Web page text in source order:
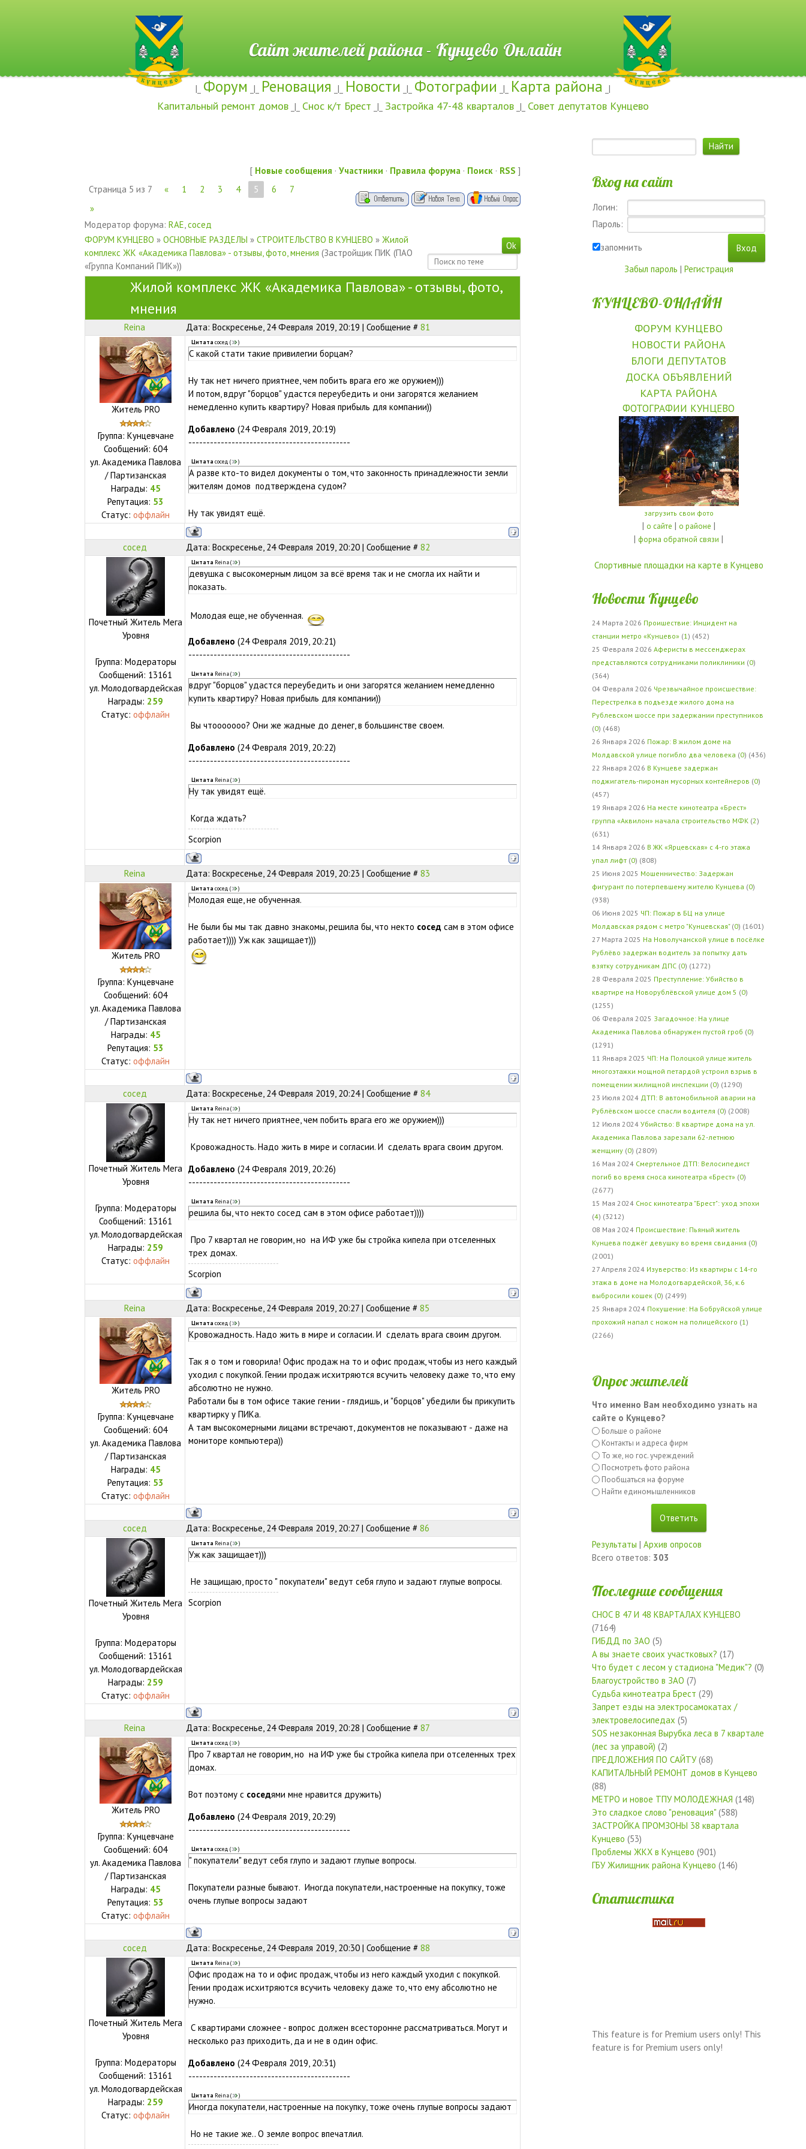
Сайт жителей района - Кунцево Онлайн
|_ Форум _|_ Реновация _|_ Новости _|_ Фотографии _|_ Карта района _|
Капитальный ремонт домов _|_ Снос к/т Брест _|_ Застройка 47-48 кварталов _|_ Совет депутатов Кунцево
[ Новые сообщения · Участники · Правила форума · Поиск · RSS ]
Страница 5 из 7 « 1 2 3 4 5 6
7
»
Модератор форума: RAE сосед
ФОРУМ КУНЦЕВО » ОСНОВНЫЕ РАЗДЕЛЫ » СТРОИТЕЛЬСТВО В КУНЦЕВО » Жилой
комплекс ЖК «Академика Павлова» - отзывы, фото, мнения (Застройщик ПИК (ПАО
«Группа Компаний ПИК»))
Жилой комплекс ЖК «Академика Павлова» - отзывы, фото,
мнения
Reina Дата: Воскресенье, 24 Февраля 2019, 20:19 | Сообщение # 81
Житель PRO
Группа: Кунцевчане
Сообщений:604
ул.Академика Павлова
/ Партизанская
Награды: 45
Репутация: 53
Статус:оффлайн
Цитата сосед ( )
С какой стати такие привилегии борцам?
Ну так нет ничего приятнее, чем побить врага его же оружием)))
И потом, вдруг "борцов" удастся переубедить и они загорятся желанием
немедленно купить квартиру? Новая прибыль для компании))
Добавлено (24 Февраля 2019, 20:19)
---------------------------------------------
Цитата сосед ( )
А разве кто-то видел документы о том, что законность принадлежности земли
жителям домов подтверждена судом?
Ну так увидят ещё.
сосед Дата: Воскресенье, 24 Февраля 2019, 20:20 | Сообщение # 82
Почетный Житель Мега
Уровня
Группа: Модераторы
Сообщений: 13161
ул. Молодогвардейская
Награды: 259
Статус:оффлайн
Цитата Reina( )
девушка с высокомерным лицом за всё время так и не смогла их найти и
показать.
Молодая еще, не обученная.
Добавлено (24 Февраля 2019, 20:21)
---------------------------------------------
Цитата Reina( )
вдруг "борцов" удастся переубедить и они загорятся желанием немедленно
купить квартиру? Новая прибыль для компании))
Вы чтооооооо? Они же жадные до денег, в большинстве своем.
Добавлено (24 Февраля 2019, 20:22)
---------------------------------------------
Цитата Reina( )
Ну так увидят ещё.
Когда ждать?
Scorpion
Reina Дата: Воскресенье, 24 Февраля 2019, 20:23 | Сообщение # 83
Житель PRO
Группа: Кунцевчане
Сообщений:604
ул.Академика Павлова
/ Партизанская
Награды: 45
Репутация: 53
Статус:оффлайн
Цитата сосед ( )
Молодая еще, не обученная.
Не были бы мы так давно знакомы, решила бы, что некто сосед сам в этом офисе
работает)))) Уж как защищает)))
сосед Дата: Воскресенье, 24 Февраля 2019, 20:24 | Сообщение # 84
Почетный Житель Мега
Уровня
Группа: Модераторы
Сообщений: 13161
ул. Молодогвардейская
Награды: 259
Статус:оффлайн
Цитата Reina( )
Ну так нет ничего приятнее, чем побить врага его же оружием)))
Кровожадность. Надо жить в мире и согласии. И сделать врага своим другом.
Добавлено (24 Февраля 2019, 20:26)
---------------------------------------------
Цитата Reina( )
решила бы, что некто сосед сам в этом офисе работает))))
Про 7 квартал не говорим, но на ИФ уже бы стройка кипела при отселенных
трех домах.
Scorpion
Reina Дата: Воскресенье, 24 Февраля 2019, 20:27 | Сообщение # 85
Житель PRO
Группа: Кунцевчане
Сообщений:604
ул.Академика Павлова
/ Партизанская
Награды: 45
Репутация: 53
Статус:оффлайн
Цитата сосед ( )
Кровожадность. Надо жить в мире и согласии. И сделать врага своим другом.
Так я о том и говорила! Офис продаж на то и офис продаж, чтобы из него каждый
уходил с покупкой. Гении продаж исхитряются всучить человеку даже то, что ему
абсолютно не нужно.
Работали бы в том офисе такие гении - глядишь, и "борцов" убедили бы прикупить
квартирку у ПИКа.
А там высокомерными лицами встречают, документов не показывают - даже на
мониторе компьютера))
сосед Дата: Воскресенье, 24 Февраля 2019, 20:27 | Сообщение # 86
Почетный Житель Мега
Уровня
Группа: Модераторы
Сообщений: 13161
ул. Молодогвардейская
Награды: 259
Статус:оффлайн
Цитата Reina( )
Уж как защищает)))
Не защищаю, просто " покупатели" ведут себя глупо и задают глупые вопросы.
Scorpion
Reina Дата: Воскресенье, 24 Февраля 2019, 20:28 | Сообщение # 87
Житель PRO
Группа: Кунцевчане
Сообщений:604
ул.Академика Павлова
/ Партизанская
Награды: 45
Репутация: 53
Статус:оффлайн
Цитата сосед ( )
Про 7 квартал не говорим, но на ИФ уже бы стройка кипела при отселенных трех
домах.
Вот поэтому с соседями мне нравится дружить)
Добавлено (24 Февраля 2019, 20:29)
---------------------------------------------
Цитата сосед ( )
" покупатели" ведут себя глупо и задают глупые вопросы.
Покупатели разные бывают. Иногда покупатели, настроенные на покупку, тоже
очень глупые вопросы задают
сосед Дата: Воскресенье, 24 Февраля 2019, 20:30 | Сообщение # 88
Почетный Житель Мега
Уровня
Группа: Модераторы
Сообщений: 13161
ул. Молодогвардейская
Награды: 259
Статус:оффлайн
Цитата Reina( )
Офис продаж на то и офис продаж, чтобы из него каждый уходил с покупкой.
Гении продаж исхитряются всучить человеку даже то, что ему абсолютно не
нужно.
С квартирами сложнее - вопрос должен всесторонне рассматриваться. Могут и
несколько раз приходить, да и не в один офис.
Добавлено (24 Февраля 2019, 20:31)
---------------------------------------------
Цитата Reina( )
Иногда покупатели, настроенные на покупку, тоже очень глупые вопросы задают
Но не такие же.. О земле вопрос впечатлил.
Вход на сайт
Логин:
Пароль:
запомнить
Забыл пароль | Регистрация
КУНЦЕВО-ОНЛАЙН
ФОРУМ КУНЦЕВО
НОВОСТИ РАЙОНА
БЛОГИ ДЕПУТАТОВ
ДОСКА ОБЪЯВЛЕНИЙ
КАРТА РАЙОНА
ФОТОГРАФИИ КУНЦЕВО
загрузить свои фото
| о сайте | о районе |
|форма обратной связи |
Спортивные площадки на карте в Кунцево
Новости Кунцево
24 Марта 2026 Проишествие: Инцидент на
станции метро «Кунцево» (1) (452)
25 Февраля 2026 Аферисты в мессенджерах
представляются сотрудниками поликлиники (0)
(364)
04 Февраля 2026 Чрезвычайное происшествие:
Перестрелка в подъезде жилого дома на
Рублевском шоссе при задержании преступников
(0) (468)
26 Января 2026 Пожар: В жилом доме на
Молдавской улице погибло два человека (0) (436)
22 Января 2026 В Кунцеве задержан
поджигатель-пироман мусорных контейнеров (0)
(457)
19 Января 2026 На месте кинотеатра «Брест»
группа «Аквилон» начала строительство МФК (2)
(631)
14 Января 2026 В ЖК «Ярцевская» с 4-го этажа
упал лифт (0) (808)
25 Июня 2025 Мошенничество: Задержан
фигурант по потерпевшему жителю Кунцева (0)
(938)
06 Июня 2025 ЧП: Пожар в БЦ на улице
Молдавская рядом с метро "Кунцевская" (0) (1601)
27 Марта 2025 На Новолучанской улице в посёлке
Рублёво задержан водитель за попытку дать
взятку сотрудникам ДПС (0) (1272)
28 Февраля 2025 Преступление: Убийство в
квартире на Новорублёвской улице дом 5 (0)
(1255)
06 Февраля 2025 Загадочное: На улице
Академика Павлова обнаружен пустой гроб (0)
(1291)
11 Января 2025 ЧП: На Полоцкой улице житель
многоэтажки мощной петардой устроил взрыв в
помещении жилищной инспекции (0) (1290)
23 Июля 2024 ДТП: В автомобильной аварии на
Рублёвском шоссе спасли водителя (0) (2008)
12 Июля 2024 Убийство: В квартире дома на ул.
Академика Павлова зарезали 62-летнюю
женщину (0) (2809)
16 Мая 2024 Смертельное ДТП: Велосипедист
погиб во время сноса кинотеатра «Брест» (0)
(2677)
15 Мая 2024 Снос кинотеатра "Брест": уход эпохи
(4) (3212)
08 Мая 2024 Происшествие: Пьяный житель
Кунцева поджёг девушку во время свидания (0)
(2001)
27 Апреля 2024 Изуверство: Из квартиры с 14-го
этажа в доме на Молодогвардейской, 36, к.6
выбросили кошек (0) (2499)
25 Января 2024 Покушение: На Бобруйской улице
прохожий напал с ножом на полицейского (1)
(2266)
Опрос жителей
Что именно Вам необходимо узнать на
сайте о Кунцево?
Больше о районе
Контакты и адреса фирм
То же, но гос. учреждений
Посмотреть фото района
Пообщаться на форуме
Найти единомышленников
Результаты | Архив опросов
Всего ответов: 303
Последние сообщения
СНОС В 47 И 48 КВАРТАЛАХ КУНЦЕВО
(7164)
ГИБДД по ЗАО (5)
А вы знаете своих участковых? (17)
Что будет с лесом у стадиона "Медик"? (0)
Благоустройство в ЗАО (7)
Судьба кинотеатра Брест (29)
Запрет езды на электросамокатах /
электровелосипедах (5)
SOS незаконная Вырубка леса в 7 квартале
(лес за управой) (2)
ПРЕДЛОЖЕНИЯ ПО САЙТУ(68)
КАПИТАЛЬНЫЙ РЕМОНТ домов в Кунцево
(88)
МЕТРО и новое ТПУ МОЛОДЕЖНАЯ (148)
Это сладкое слово "реновация"(588)
ЗАСТРОЙКА ПРОМЗОНЫ 38 квартала
Кунцево (53)
Проблемы ЖКХ в Кунцево (901)
ГБУ Жилищник района Кунцево (146)
Статистика
This feature is for Premium users only! This
feature is for Premium users only!